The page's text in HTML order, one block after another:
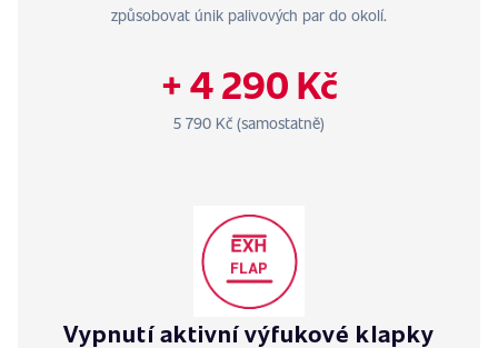
způsobovat únik palivových par do okolí.
+ 4 290 Kč
5 790 Kč (samostatně)
Vypnutí aktivní výfukové klapky